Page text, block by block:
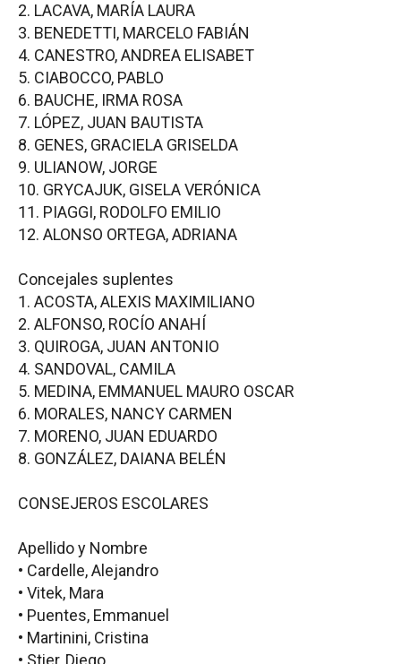
2. LACAVA, MARÍA LAURA
3. BENEDETTI, MARCELO FABIÁN
4. CANESTRO, ANDREA ELISABET
5. CIABOCCO, PABLO
6. BAUCHE, IRMA ROSA
7. LÓPEZ, JUAN BAUTISTA
8. GENES, GRACIELA GRISELDA
9. ULIANOW, JORGE
10. GRYCAJUK, GISELA VERÓNICA
11. PIAGGI, RODOLFO EMILIO
12. ALONSO ORTEGA, ADRIANA
Concejales suplentes
1. ACOSTA, ALEXIS MAXIMILIANO
2. ALFONSO, ROCÍO ANAHÍ
3. QUIROGA, JUAN ANTONIO
4. SANDOVAL, CAMILA
5. MEDINA, EMMANUEL MAURO OSCAR
6. MORALES, NANCY CARMEN
7. MORENO, JUAN EDUARDO
8. GONZÁLEZ, DAIANA BELÉN
CONSEJEROS ESCOLARES
Apellido y Nombre
• Cardelle, Alejandro
• Vitek, Mara
• Puentes, Emmanuel
• Martinini, Cristina
• Stier, Diego